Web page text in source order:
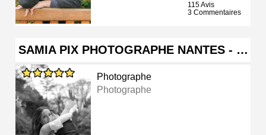
115 Avis
3 Commentaires
SAMIA PIX PHOTOGRAPHE NANTES - …
Photographe
Photographe